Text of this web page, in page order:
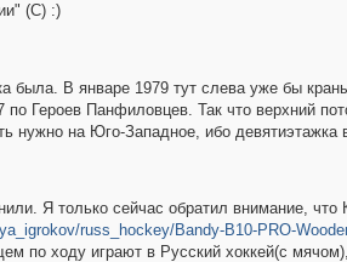
(С) :)
была. В январе 1979 тут слева уже бы
Героев Панфиловцев. Так что верхний
нужно на Юго-Западное, ибо девятиэтажка
Я только сейчас обратил внимание,
russ_hockey/Bandy-B10-PRO-
по ходу играют в Русский хоккей(с